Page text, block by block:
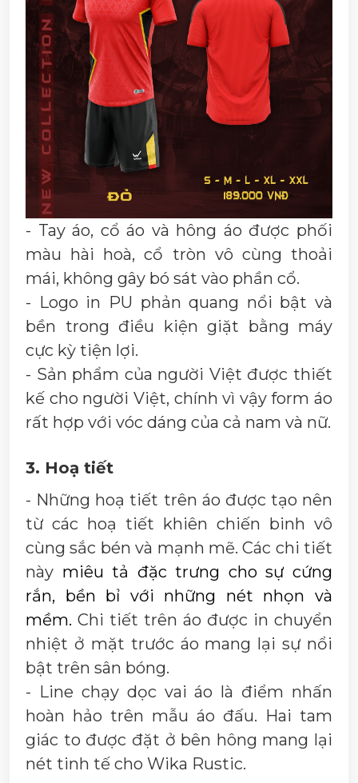
- Tay áo, cổ áo và hông áo được phối
màu hài hoà, cổ tròn vô cùng thoải
mái, không gây bó sát vào phần cổ.
- Logo in PU phản quang nổi bật và
bền trong điều kiện giặt bằng máy
cực kỳ tiện lợi.
- Sản phẩm của người Việt được thiết
kế cho người Việt, chính vì vậy form áo
rất hợp với vóc dáng của cả nam và nữ.
3. Hoạ tiết
- Những hoạ tiết trên áo được tạo nên
từ các hoạ tiết khiên chiến binh vô
cùng sắc bén và mạnh mẽ. Các chi tiết
này miêu tả đặc trưng cho sự cứng
rắn, bền bỉ với những nét nhọn và
mềm. Chi tiết trên áo được in chuyển
nhiệt ở mặt trước áo mang lại sự nổi
bật trên sân bóng.
- Line chạy dọc vai áo là điểm nhấn
hoàn hảo trên mẫu áo đấu. Hai tam
giác to được đặt ở bên hông mang lại
nét tinh tế cho Wika Rustic.